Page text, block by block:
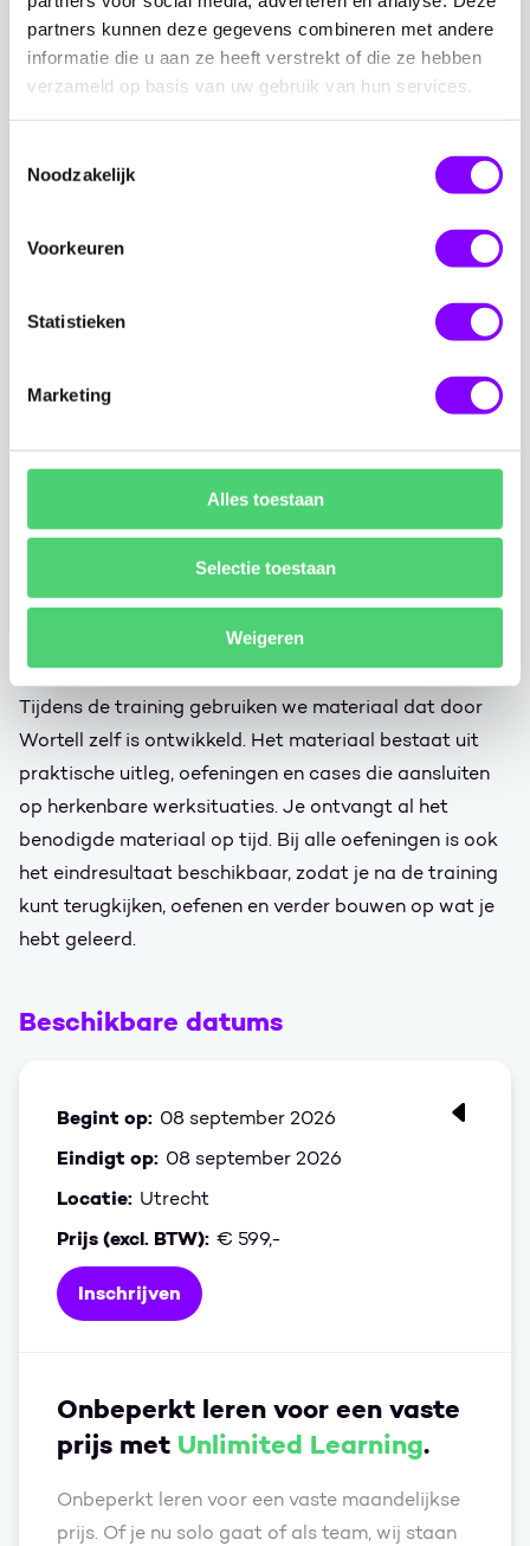
partners kunnen deze gegevens combineren met andere
informatie die u aan ze heeft verstrekt of die ze hebben
verzameld op basis van uw gebruik van hun services.
Noodzakelijk
Voorkeuren
Statistieken
Marketing
Alles toestaan
Selectie toestaan
Weigeren
werken
"Een dag uit het leven van": herkenbare
praktijkvoorbeelden
Verwachting
collega's en inplannen
Copilot in Outlook, Teams, Word, PowerPoint en
scenariokaarten
Verantwoord gebruik
Controleren, kritisch blijven en verantwoord
Studiemateriaal
Tijdens de training gebruiken we materiaal dat door
Wortell zelf is ontwikkeld. Het materiaal bestaat uit
praktische uitleg, oefeningen en cases die aansluiten
op herkenbare werksituaties. Je ontvangt al het
benodigde materiaal op tijd. Bij alle oefeningen is ook
het eindresultaat beschikbaar, zodat je na de training
kunt terugkijken, oefenen en verder bouwen op wat je
hebt geleerd.
Beschikbare datums
Begint op: 08 september 2026
Eindigt op: 08 september 2026
Locatie: Utrecht
Prijs (excl. BTW): € 599,-
Inschrijven
Onbeperkt leren voor een vaste
prijs met Unlimited Learning.
Onbeperkt leren voor een vaste maandelijkse
prijs. Of je nu solo gaat of als team, wij staan